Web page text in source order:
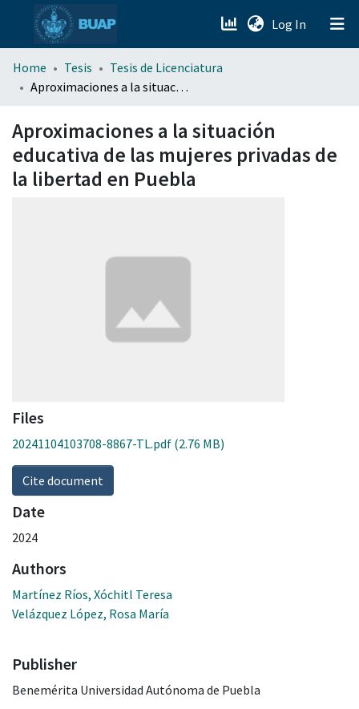
Log In (current)
menu.section.about_menu
Home Tesis
Tesis de Licenciatura
Aproximaciones a la situación educativa de las mujeres privadas de la libertad en Puebla
Aproximaciones a la situación
educativa de las mujeres privadas de
la libertad en Puebla
Files
20241104103708-8867-TL.pdf (2.76 MB)
Cite document
Date
2024
Authors
Martínez Ríos, Xóchitl Teresa
Velázquez López, Rosa María
Publisher
Benemérita Universidad Autónoma de Puebla